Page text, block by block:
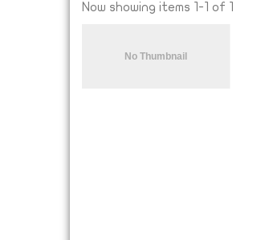
Now showing items 1-1 of 1